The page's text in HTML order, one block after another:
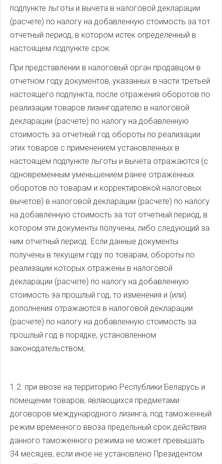
подпункте льготы и вычета в налоговой декларации
(расчете) по налогу на добавленную стоимость за тот
отчетный период, в котором истек определенный в
настоящем подпункте срок.
При представлении в налоговый орган продавцом в
отчетном году документов, указанных в части третьей
настоящего подпункта, после отражения оборотов по
реализации товаров лизингодателю в налоговой
декларации (расчете) по налогу на добавленную
стоимость за отчетный год обороты по реализации
этих товаров с применением установленных в
настоящем подпункте льготы и вычета отражаются (с
одновременным уменьшением ранее отраженных
оборотов по товарам и корректировкой налоговых
вычетов) в налоговой декларации (расчете) по налогу
на добавленную стоимость за тот отчетный период, в
котором эти документы получены, либо следующий за
ним отчетный период. Если данные документы
получены в текущем году по товарам, обороты по
реализации которых отражены в налоговой
декларации (расчете) по налогу на добавленную
стоимость за прошлый год, то изменения и (или)
дополнения отражаются в налоговой декларации
(расчете) по налогу на добавленную стоимость за
прошлый год в порядке, установленном
законодательством;
1.2. при ввозе на территорию Республики Беларусь и
помещении товаров, являющихся предметами
договоров международного лизинга, под таможенный
режим временного ввоза предельный срок действия
данного таможенного режима не может превышать
34 месяцев, если иное не установлено Президентом